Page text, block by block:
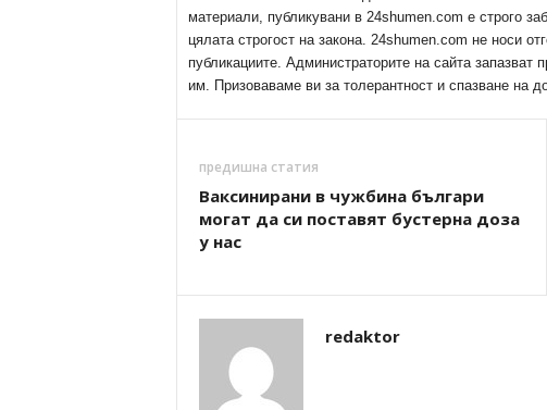
материали, публикувани в 24shumen.com е строго
цялата строгост на закона. 24shumen.com не носи
публикациите. Администраторите на сайта запазват
им. Призоваваме ви за толерантност и спазване на
предишна статия
Ваксинирани в чужбина българи
могат да си поставят бустерна доза
у нас
redaktor